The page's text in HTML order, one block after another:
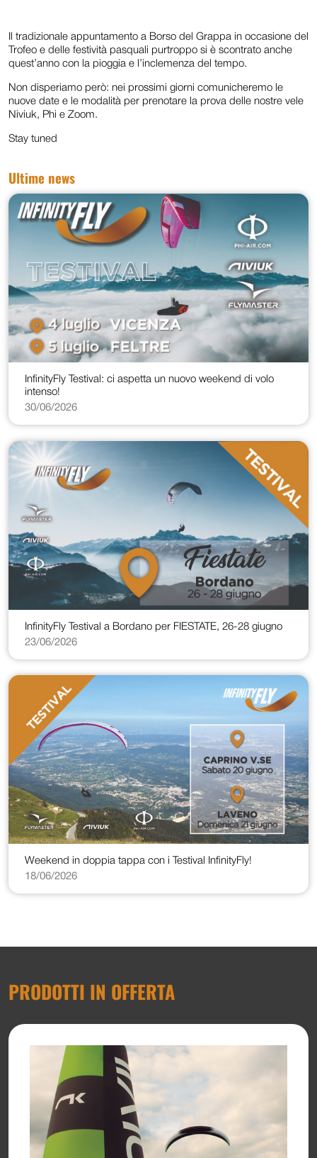
Il tradizionale appuntamento a Borso del Grappa in occasione del
Trofeo e delle festività pasquali purtroppo si è scontrato anche
quest’anno con la pioggia e l’inclemenza del tempo.
Non disperiamo però: nei prossimi giorni comunicheremo le
nuove date e le modalità per prenotare la prova delle nostre vele
Niviuk, Phi e Zoom.
Stay tuned
Ultime news
InfinityFly Testival: ci aspetta un nuovo weekend di volo
intenso!
30/06/2026
InfinityFly Testival a Bordano per FIESTATE, 26-28 giugno
23/06/2026
Weekend in doppia tappa con i Testival InfinityFly!
18/06/2026
PRODOTTI IN OFFERTA